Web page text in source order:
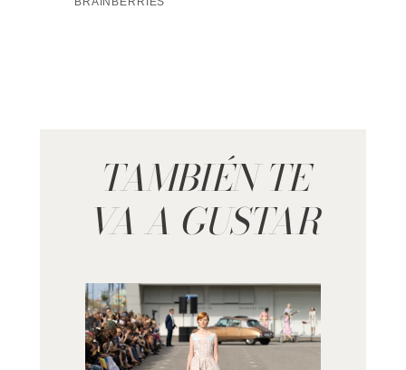
TAMBIÉN TE
VA A GUSTAR